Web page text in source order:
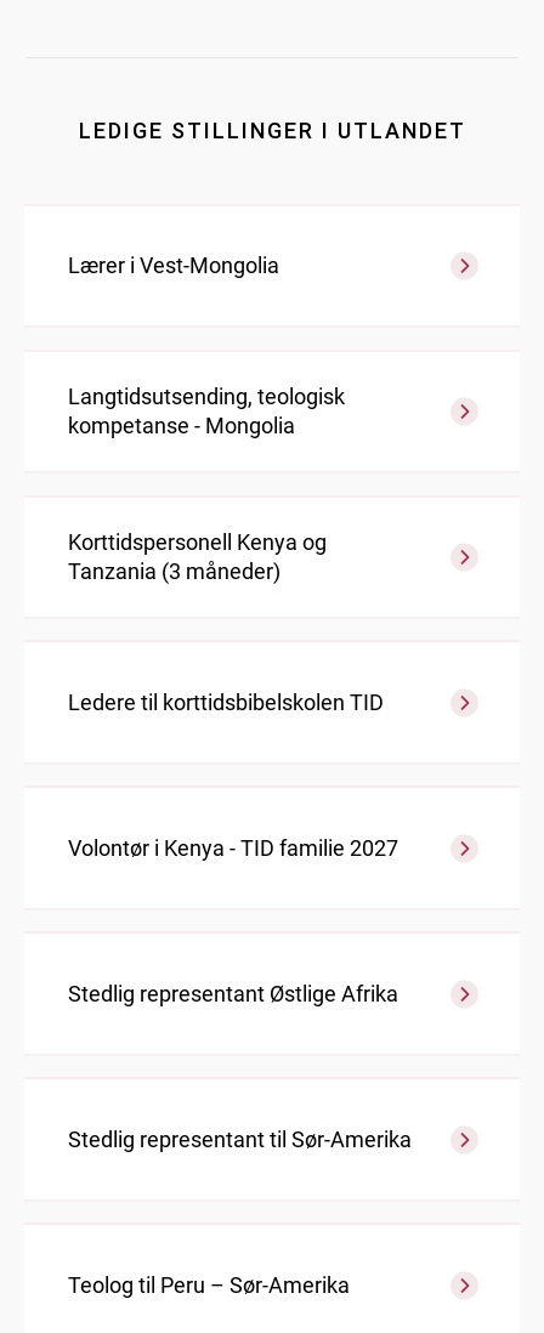
LEDIGE STILLINGER I UTLANDET
Lærer i Vest-Mongolia
Langtidsutsending, teologisk
kompetanse - Mongolia
Korttidspersonell Kenya og
Tanzania (3 måneder)
Ledere til korttidsbibelskolen TID
Volontør i Kenya - TID familie 2027
Stedlig representant Østlige Afrika
Stedlig representant til Sør-Amerika
Teolog til Peru – Sør-Amerika